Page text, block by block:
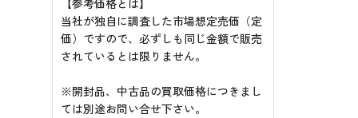
【参考価格とは】
当社が独自に調査した市場想定売価（定
価）ですので、必ずしも同じ金額で販売
されているとは限りません。
※開封品、中古品の買取価格につきまし
ては別途お問い合せ下さい。